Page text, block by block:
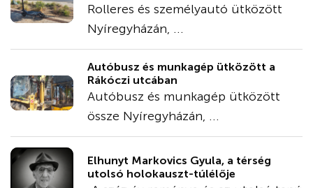
Rolleres és személyautó ütközött
Nyíregyházán, ...
Autóbusz és munkagép ütközött a
Rákóczi utcában
Autóbusz és munkagép ütközött
össze Nyíregyházán, ...
Elhunyt Markovics Gyula, a térség
utolsó holokauszt-túlélője